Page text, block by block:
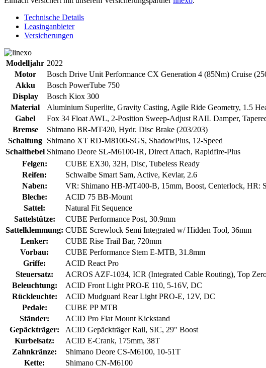
Technische Details
Leasinganbieter
Versicherungen
Modelljahr 2022
Motor
Bosch Drive Unit Performance CX Generation 4 (85Nm) Cruise
Akku
Bosch PowerTube 750
Display
Bosch Kiox 300
Material
Aluminium Superlite, Gravity Casting, Agile Ride Geometry, 1.5
Gabel
Fox 34 Float AWL, 2-Position Sweep-Adjust RAIL Damper,
Bremse
Shimano BR-MT420, Hydr. Disc Brake (203/203)
Schaltung Shimano XT RD-M8100-SGS, ShadowPlus, 12-Speed
Schalthebel Shimano Deore SL-M6100-IR, Direct Attach, Rapidfire-Plus
Felgen:
CUBE EX30, 32H, Disc, Tubeless Ready
Reifen:
Schwalbe Smart Sam, Active, Kevlar, 2.6
Naben:
VR: Shimano HB-MT400-B, 15mm, Boost, Centerlock, HR:
Bleche:
ACID 75 BB-Mount
Sattel:
Natural Fit Sequence
Sattelstütze:
CUBE Performance Post, 30.9mm
Sattelklemmung: CUBE Screwlock Semi Integrated w/ Hidden Tool, 36mm
Lenker:
CUBE Rise Trail Bar, 720mm
Vorbau:
CUBE Performance Stem E-MTB, 31.8mm
Griffe:
ACID React Pro
Steuersatz:
ACROS AZF-1034, ICR (Integrated Cable Routing), Top
Beleuchtung:
ACID Front Light PRO-E 110, 5-16V, DC
Rückleuchte:
ACID Mudguard Rear Light PRO-E, 12V, DC
Pedale:
CUBE PP MTB
Ständer:
ACID Pro Flat Mount Kickstand
Gepäckträger:
ACID Gepäckträger Rail, SIC, 29" Boost
Kurbelsatz:
ACID E-Crank, 175mm, 38T
Zahnkränze:
Shimano Deore CS-M6100, 10-51T
Kette:
Shimano CN-M6100